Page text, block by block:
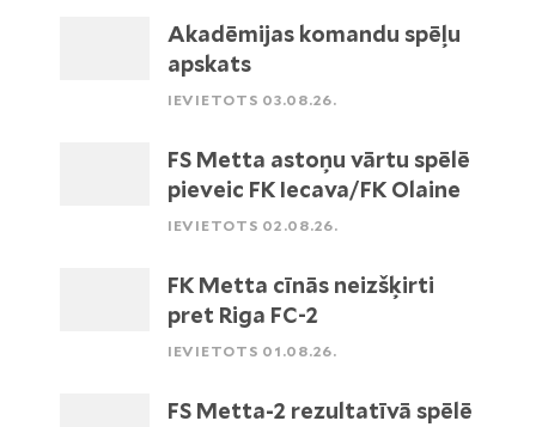
Akadēmijas komandu spēļu
apskats
IEVIETOTS 03.08.26.
FS Metta astoņu vārtu spēlē
pieveic FK Iecava/FK Olaine
IEVIETOTS 02.08.26.
FK Metta cīnās neizšķirti
pret Riga FC-2
IEVIETOTS 01.08.26.
FS Metta-2 rezultatīvā spēlē